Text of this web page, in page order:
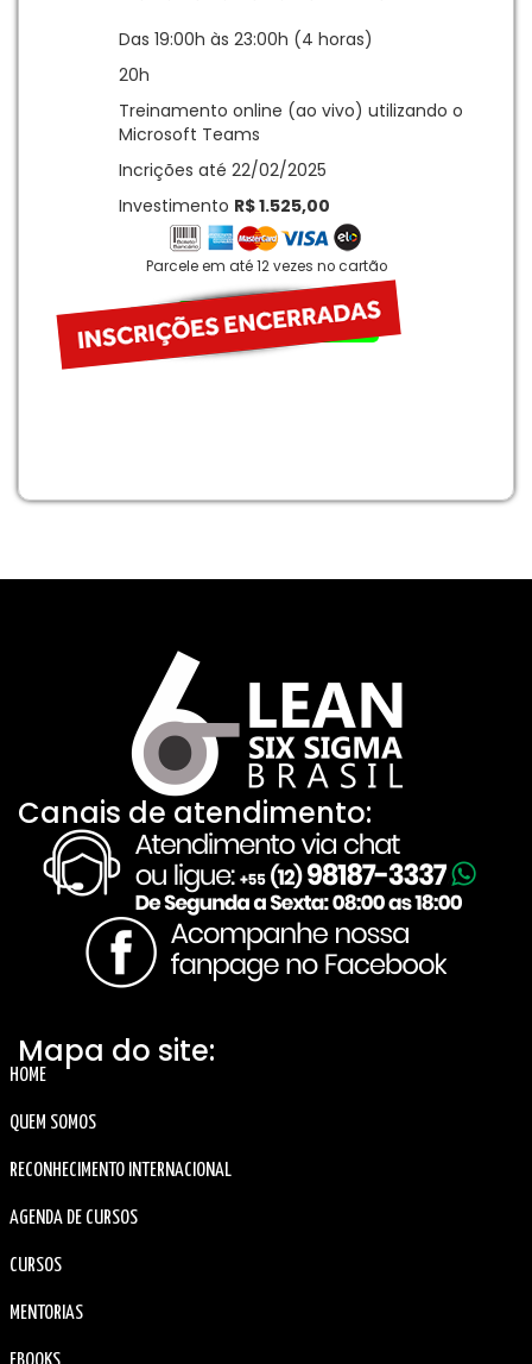
Das 19:00h às 23:00h (4 horas)
20h
Treinamento online (ao vivo) utilizando o
Microsoft Teams
Incrições até 22/02/2025
Investimento R$ 1.525,00
Parcele em até 12 vezes no cartão
Comprar agora
Canais de atendimento:
Mapa do site:
HOME
QUEM SOMOS
RECONHECIMENTO INTERNACIONAL
AGENDA DE CURSOS
CURSOS
MENTORIAS